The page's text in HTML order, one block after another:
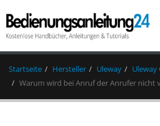
Startseite Hersteller Uleway
Uleway
Warum wird bei Anruf der Anrufer nicht